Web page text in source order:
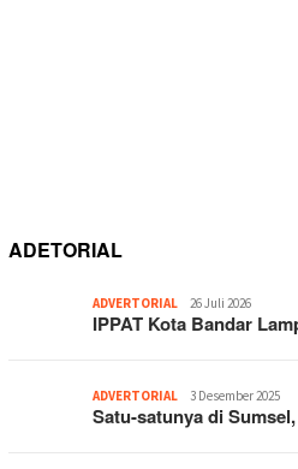
ADETORIAL
ADVERTORIAL 26 Juli 2026
IPPAT Kota Bandar
ADVERTORIAL 3 Desember 2025
Satu-satunya di